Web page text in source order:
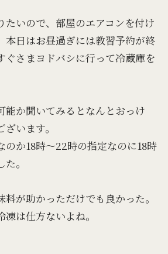
たいので、部屋のエアコンを付け
本日はお昼過ぎには教習予約が終
ぐさまヨドバシに行って冷蔵庫を
能か聞いてみるとなんとおっけ
います。
のか18時〜22時の指定なのに18時
。
が助かっただけでも良かった。
は仕方ないよね。